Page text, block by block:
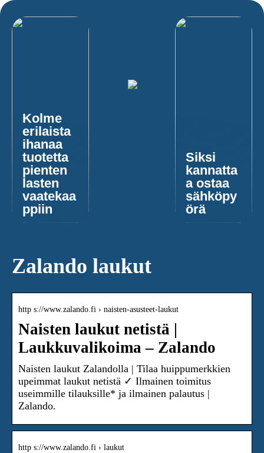
Kolme
erilaista
ihanaa
tuotetta
pienten
lasten
vaatekaa
ppiin
Siksi
kannatta
a ostaa
sähköpy
örä
Zalando laukut
http s://www.zalando.fi › naisten-asusteet-laukut
Naisten laukut netistä |
Laukkuvalikoima – Zalando
Naisten laukut Zalandolla | Tilaa huippumerkkien
upeimmat laukut netistä ✓ Ilmainen toimitus
useimmille tilauksille* ja ilmainen palautus |
Zalando.
http s://www.zalando.fi › laukut